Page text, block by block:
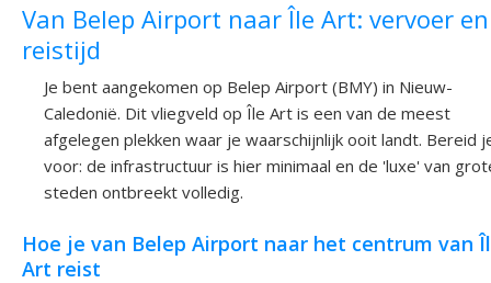
Van Belep Airport naar Île Art: vervoer en
reistijd
Je bent aangekomen op Belep Airport (BMY) in Nieuw-
Caledonië. Dit vliegveld op Île Art is een van de meest
afgelegen plekken waar je waarschijnlijk ooit landt. Bereid
voor: de infrastructuur is hier minimaal en de 'luxe' van
steden ontbreekt volledig.
Hoe je van Belep Airport naar het centrum van
Art reist